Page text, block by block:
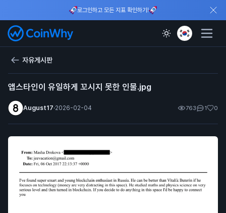
로그인하고 모든 지표 확인하기!
자유게시판
앱스타인이 유일하게 꼬시지 못한 인물.jpg
August17·2026-02-04 763 1 0